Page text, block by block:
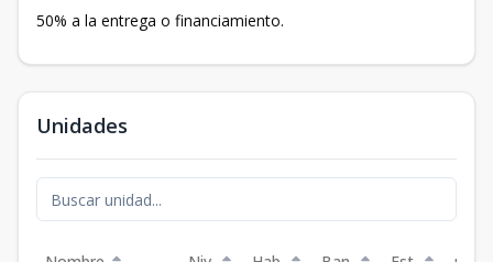
50% a la entrega o financiamiento.
Unidades